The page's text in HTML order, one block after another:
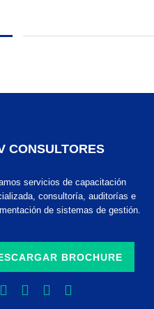
CONSULTORES
servicios de capacitación
consultoría, auditorías e
de sistemas de gestión.
BROCHURE